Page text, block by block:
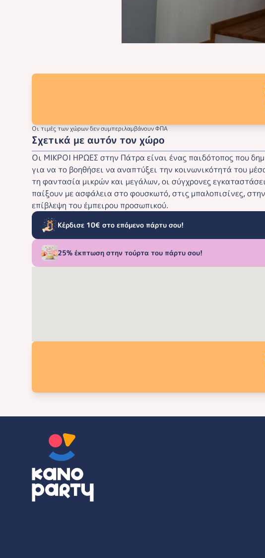
Οι τιμές των χώρων δεν συμπεριλαμβάνουν ΦΠΑ
Σχετικά με αυτόν τον χώρο
Οι ΜΙΚΡΟΙ ΗΡΩΕΣ στην Πάτρα είναι ένας παιδότοπος που
για να το βοηθήσει να αναπτύξει την κοινωνικότητά του
τη φαντασία μικρών και μεγάλων, οι σύγχρονες
παίξουν με ασφάλεια στο φουσκωτό, στις μπαλοπισίνες,
επίβλεψη του έμπειρου προσωπικού.
Κέρδισε 10€ στο επόμενο πάρτυ σου!
25% έκπτωση στην τούρτα του πάρτυ σου!